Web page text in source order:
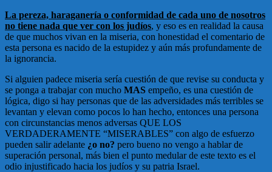
La pereza, haraganería o conformidad de cada uno de nosotros
no tiene nada que ver con los judíos, y eso es en realidad la causa
de que muchos vivan en la miseria, con honestidad el comentario de
esta persona es nacido de la estupidez y aún más profundamente de
la ignorancia.
Si alguien padece miseria sería cuestión de que revise su conducta y
se ponga a trabajar con mucho MAS empeño, es una cuestión de
lógica, digo si hay personas que de las adversidades más terribles se
levantan y elevan como pocos lo han hecho, entonces una persona
con circunstancias menos adversas QUE LOS
VERDADERAMENTE “MISERABLES” con algo de esfuerzo
pueden salir adelante ¿o no? pero bueno no vengo a hablar de
superación personal, más bien el punto medular de este texto es el
odio injustificado hacia los judíos y su patria Israel.